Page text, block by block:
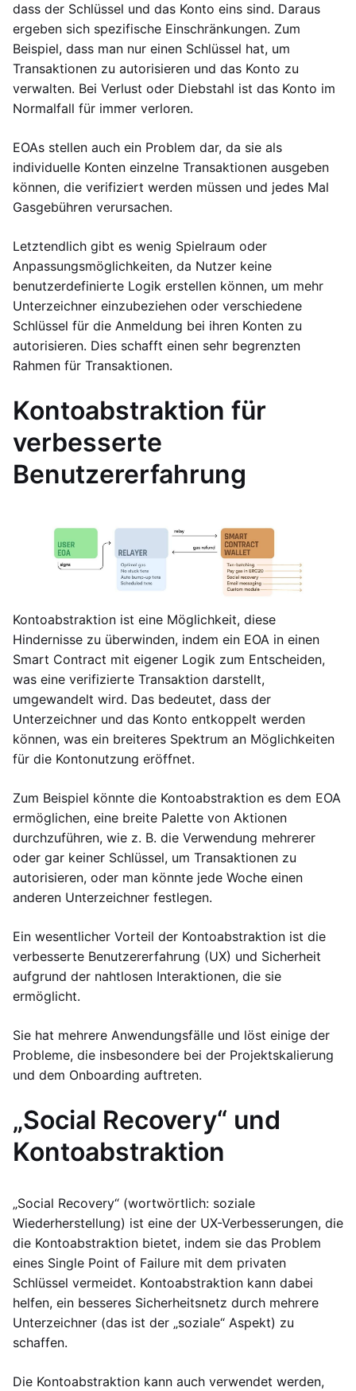
dass der Schlüssel und das Konto eins sind. Daraus
ergeben sich spezifische Einschränkungen. Zum
Beispiel, dass man nur einen Schlüssel hat, um
Transaktionen zu autorisieren und das Konto zu
verwalten. Bei Verlust oder Diebstahl ist das Konto im
Normalfall für immer verloren.
EOAs stellen auch ein Problem dar, da sie als
individuelle Konten einzelne Transaktionen ausgeben
können, die verifiziert werden müssen und jedes Mal
Gasgebühren verursachen.
Letztendlich gibt es wenig Spielraum oder
Anpassungsmöglichkeiten, da Nutzer keine
benutzerdefinierte Logik erstellen können, um mehr
Unterzeichner einzubeziehen oder verschiedene
Schlüssel für die Anmeldung bei ihren Konten zu
autorisieren. Dies schafft einen sehr begrenzten
Rahmen für Transaktionen.
Kontoabstraktion für
verbesserte
Benutzererfahrung
Kontoabstraktion ist eine Möglichkeit, diese
Hindernisse zu überwinden, indem ein EOA in einen
Smart Contract mit eigener Logik zum Entscheiden,
was eine verifizierte Transaktion darstellt,
umgewandelt wird. Das bedeutet, dass der
Unterzeichner und das Konto entkoppelt werden
können, was ein breiteres Spektrum an Möglichkeiten
für die Kontonutzung eröffnet.
Zum Beispiel könnte die Kontoabstraktion es dem EOA
ermöglichen, eine breite Palette von Aktionen
durchzuführen, wie z. B. die Verwendung mehrerer
oder gar keiner Schlüssel, um Transaktionen zu
autorisieren, oder man könnte jede Woche einen
anderen Unterzeichner festlegen.
Ein wesentlicher Vorteil der Kontoabstraktion ist die
verbesserte Benutzererfahrung (UX) und Sicherheit
aufgrund der nahtlosen Interaktionen, die sie
ermöglicht.
Sie hat mehrere Anwendungsfälle und löst einige der
Probleme, die insbesondere bei der Projektskalierung
und dem Onboarding auftreten.
„Social Recovery“ und
Kontoabstraktion
„Social Recovery“ (wortwörtlich: soziale
Wiederherstellung) ist eine der UX-Verbesserungen, die
die Kontoabstraktion bietet, indem sie das Problem
eines Single Point of Failure mit dem privaten
Schlüssel vermeidet. Kontoabstraktion kann dabei
helfen, ein besseres Sicherheitsnetz durch mehrere
Unterzeichner (das ist der „soziale“ Aspekt) zu
schaffen.
Die Kontoabstraktion kann auch verwendet werden,